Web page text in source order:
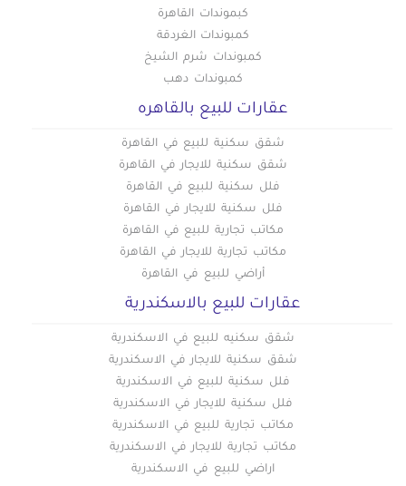
كبموندات القاهرة
كمبوندات الغردقة
كمبوندات شرم الشيخ
كمبوندات دهب
عقارات للبيع بالقاهره
شقق سكنية للبيع في القاهرة
شقق سكنية للايجار في القاهرة
فلل سكنية للبيع في القاهرة
فلل سكنية للايجار في القاهرة
مكاتب تجارية للبيع في القاهرة
مكاتب تجارية للايجار في القاهرة
أراضي للبيع في القاهرة
عقارات للبيع بالاسكندرية
شقق سكنيه للبيع في الاسكندرية
شقق سكنية للايجار في الاسكندرية
فلل سكنية للبيع في الاسكندرية
فلل سكنية للايجار في الاسكندرية
مكاتب تجارية للبيع في الاسكندرية
مكاتب تجارية للايجار في الاسكندرية
اراضي للبيع في الاسكندرية